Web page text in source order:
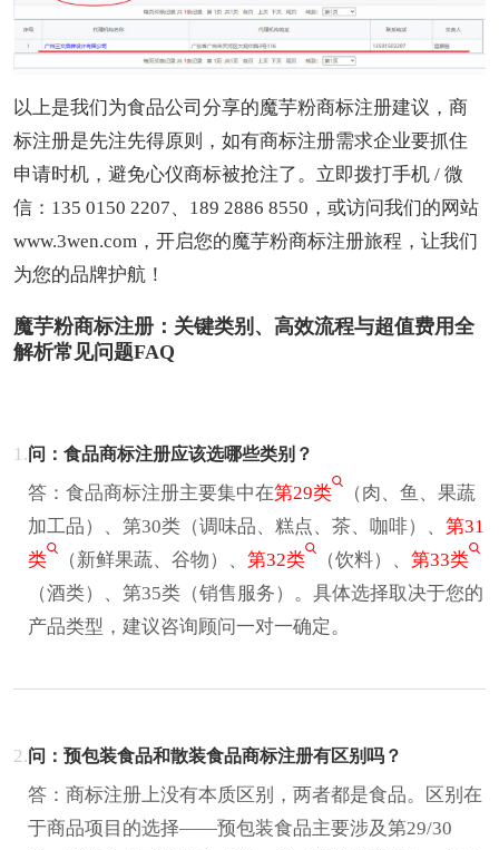
以上是我们为食品公司分享的魔芋粉商标注册建议，商
标注册是先注先得原则，如有商标注册需求企业要抓住
申请时机，避免心仪商标被抢注了。立即拨打手机 / 微
信：135 0150 2207、189 2886 8550，或访问我们的网站
www.3wen.com，开启您的魔芋粉商标注册旅程，让我们
为您的品牌护航！
魔芋粉商标注册：关键类别、高效流程与超值费用全
解析常见问题FAQ
1.问：食品商标注册应该选哪些类别？
答：食品商标注册主要集中在第29类
（肉、鱼、果蔬
加工品）、第30类（调味品、糕点、茶、咖啡）、 第31
类
（新鲜果蔬、谷物）、 第32类 （饮料）、 第33类
（酒类）、第35类（销售服务）。具体选择取决于您的
产品类型，建议咨询顾问一对一确定。
2.问：预包装食品和散装食品商标注册有区别吗？
答：商标注册上没有本质区别，两者都是食品。区别在
于商品项目的选择——预包装食品主要涉及第29/30